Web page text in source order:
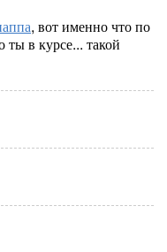
, вот именно что по
ты в курсе... такой